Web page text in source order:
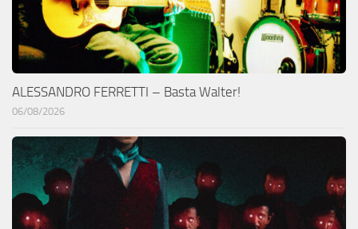
ALESSANDRO FERRETTI – Basta Walter!
06/08/2026